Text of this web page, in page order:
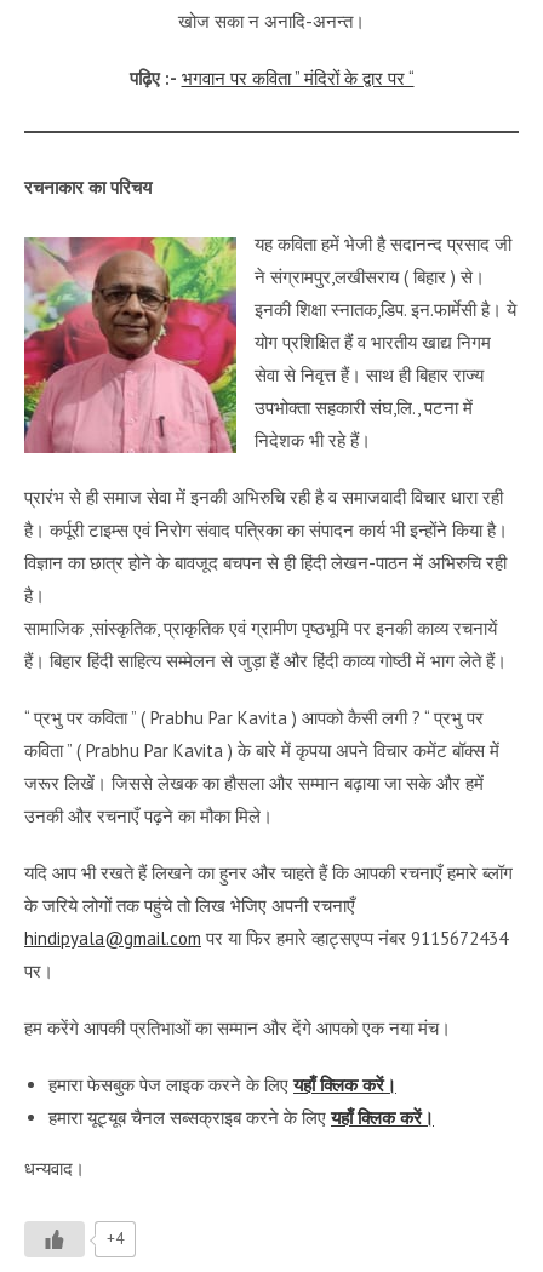
खोज सका न अनादि-अनन्त।
पढ़िए :- भगवान पर कविता ” मंदिरों के द्वार पर “
रचनाकार का परिचय
यह कविता हमें भेजी है सदानन्द प्रसाद जी
ने संग्रामपुर,लखीसराय ( बिहार ) से।
इनकी शिक्षा स्नातक,डिप. इन.फार्मेसी है। ये
योग प्रशिक्षित हैं व भारतीय खाद्य निगम
सेवा से निवृत्त हैं। साथ ही बिहार राज्य
उपभोक्ता सहकारी संघ,लि., पटना में
निदेशक भी रहे हैं।
प्रारंभ से ही समाज सेवा में इनकी अभिरुचि रही है व समाजवादी विचार धारा रही
है। कर्पूरी टाइम्स एवं निरोग संवाद पत्रिका का संपादन कार्य भी इन्होंने किया है।
विज्ञान का छात्र होने के बावजूद बचपन से ही हिंदी लेखन-पाठन में अभिरुचि रही
है।
सामाजिक ,सांस्कृतिक, प्राकृतिक एवं ग्रामीण पृष्ठभूमि पर इनकी काव्य रचनायें
हैं। बिहार हिंदी साहित्य सम्मेलन से जुड़ा हैं और हिंदी काव्य गोष्ठी में भाग लेते हैं।
“ प्रभु पर कविता ” ( Prabhu Par Kavita ) आपको कैसी लगी ? “ प्रभु पर
कविता ” ( Prabhu Par Kavita ) के बारे में कृपया अपने विचार कमेंट बॉक्स में
जरूर लिखें। जिससे लेखक का हौसला और सम्मान बढ़ाया जा सके और हमें
उनकी और रचनाएँ पढ़ने का मौका मिले।
यदि आप भी रखते हैं लिखने का हुनर और चाहते हैं कि आपकी रचनाएँ हमारे ब्लॉग
के जरिये लोगों तक पहुंचे तो लिख भेजिए अपनी रचनाएँ
hindipyala@gmail.com पर या फिर हमारे व्हाट्सएप्प नंबर 9115672434
पर।
हम करेंगे आपकी प्रतिभाओं का सम्मान और देंगे आपको एक नया मंच।
हमारा फेसबुक पेज लाइक करने के लिएयहाँ क्लिक करें।
हमारा यूट्यूब चैनल सब्सक्राइब करने के लिएयहाँ क्लिक करें।
धन्यवाद।
+4